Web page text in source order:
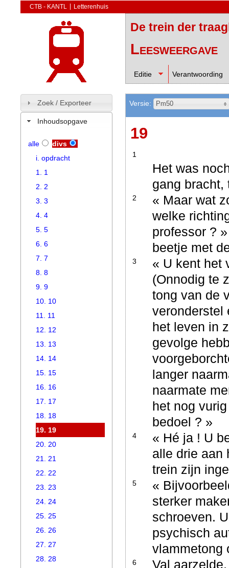
CTB - KANTL Letterenhuis
De trein der
Leesweergave
Editie Verantwoording
Versie: Pm50
19
1
Het was
gang
2
« Maar wat
welke
professor ?
beetje met
3
« U kent het
(Onnodig te
tong van de
veronderstel
het leven in
gevolge
langer
naarmate
het nog
bedoel ? »
4
« Hé ja ! U
alle drie aan
trein zijn
5
«
sterker
schroeven.
psychisch
vlammetong
6
Val
Zoek / Exporteer
Inhoudsopgave
alle
divs
i. opdracht
1. 1
2. 2
3. 3
4. 4
5. 5
6. 6
7. 7
8. 8
9. 9
10. 10
11. 11
12. 12
13. 13
14. 14
15. 15
16. 16
17. 17
18. 18
19. 19
20. 20
21. 21
22. 22
23. 23
24. 24
25. 25
26. 26
27. 27
28. 28